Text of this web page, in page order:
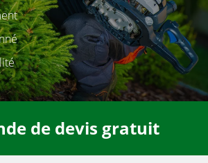
de devis gratuit